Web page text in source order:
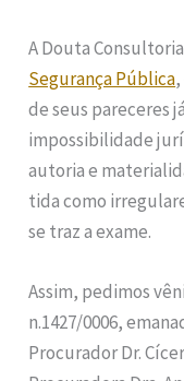
A Douta
Segurança Pública
de seus pareceres
impossibilidade
autoria e
tida como
se traz a exame.
Assim, pedimos
n.1427/0006,
Procurador Dr.